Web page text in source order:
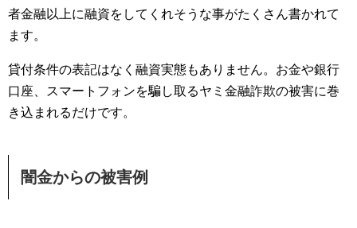
者金融以上に融資をしてくれそうな事がたくさん書かれて
ます。
貸付条件の表記はなく融資実態もありません。お金や銀行
口座、スマートフォンを騙し取るヤミ金融詐欺の被害に巻
き込まれるだけです。
闇金からの被害例